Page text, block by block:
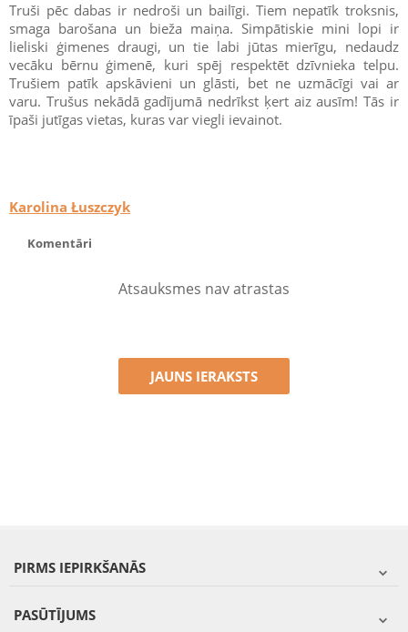
Truši pēc dabas ir nedroši un bailīgi. Tiem nepatīk troksnis,
smaga barošana un bieža maiņa. Simpātiskie mini lopi ir
lieliski ģimenes draugi, un tie labi jūtas mierīgu, nedaudz
vecāku bērnu ģimenē, kuri spēj respektēt dzīvnieka telpu.
Trušiem patīk apskāvieni un glāsti, bet ne uzmācīgi vai ar
varu. Trušus nekādā gadījumā nedrīkst ķert aiz ausīm! Tās ir
īpaši jutīgas vietas, kuras var viegli ievainot.
Karolina Łuszczyk
Komentāri
Atsauksmes nav atrastas
JAUNS IERAKSTS
PIRMS IEPIRKŠANĀS
PASŪTĪJUMS